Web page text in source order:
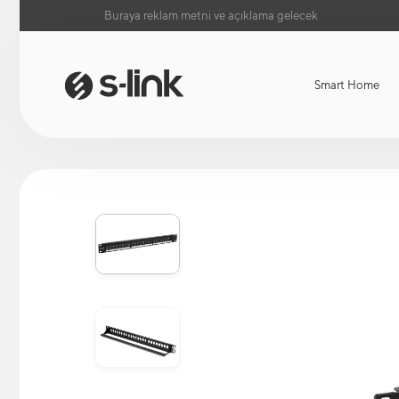
Buraya reklam metni ve açıklama gelecek
Smart Home